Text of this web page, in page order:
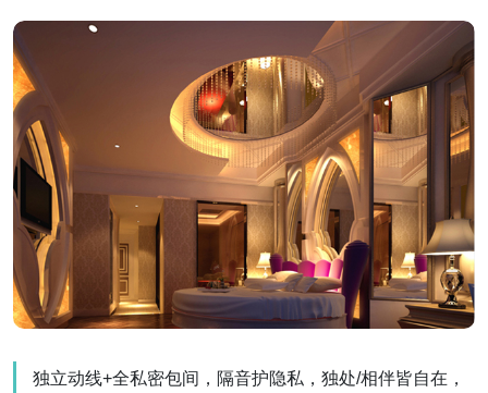
独立动线+全私密包间，隔音护隐私，独处/相伴皆自在，